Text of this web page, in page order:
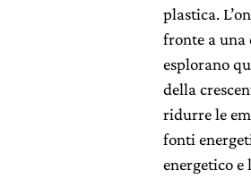
plastica.
fronte a una
esplorano
della
ridurre le
fonti
energetico